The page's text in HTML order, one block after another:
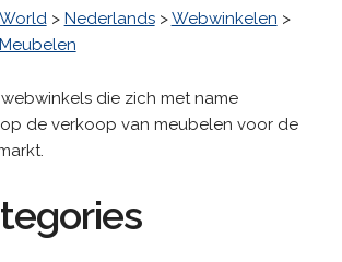
World> Nederlands>Webwinkelen >
Meubelen
die zich met name
de verkoop van meubelen voor de